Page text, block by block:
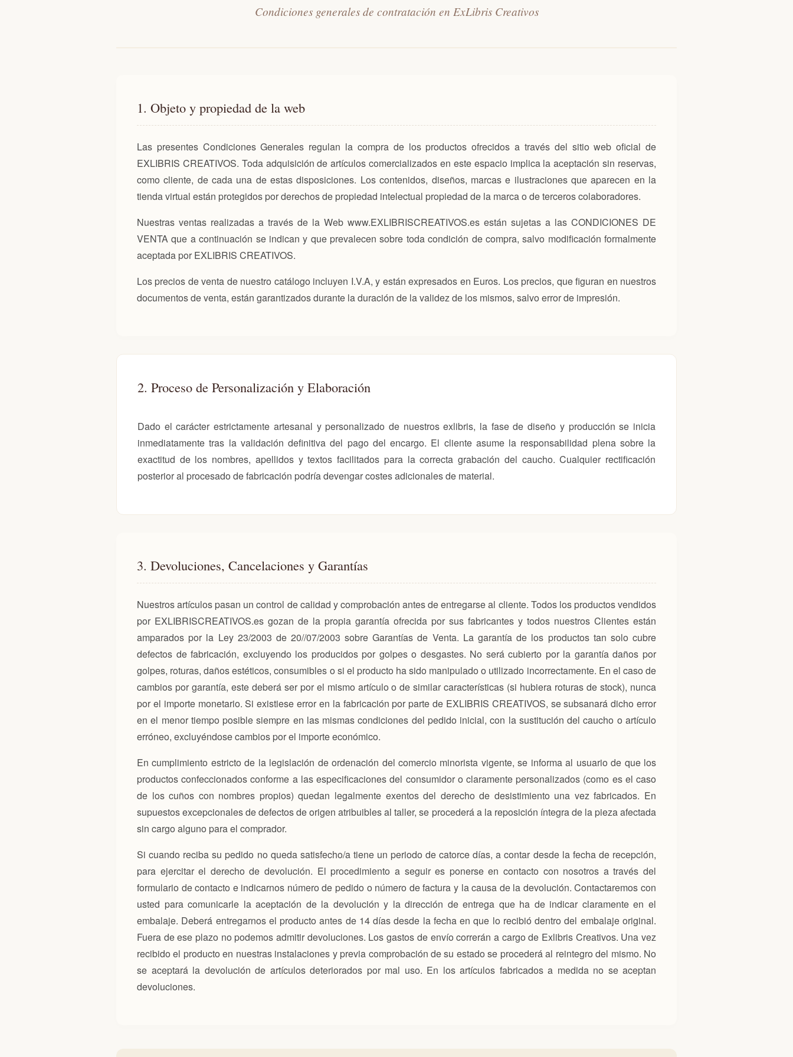
Condiciones generales de contratación en ExLibris Creativos
1. Objeto y propiedad de la web
Las presentes Condiciones Generales regulan la compra de los productos ofrecidos a través del sitio web oficial de
EXLIBRIS CREATIVOS. Toda adquisición de artículos comercializados en este espacio implica la aceptación sin reservas,
como cliente, de cada una de estas disposiciones. Los contenidos, diseños, marcas e ilustraciones que aparecen en la
tienda virtual están protegidos por derechos de propiedad intelectual propiedad de la marca o de terceros colaboradores.
Nuestras ventas realizadas a través de la Web www.EXLIBRISCREATIVOS.es están sujetas a las CONDICIONES DE
VENTA que a continuación se indican y que prevalecen sobre toda condición de compra, salvo modificación formalmente
aceptada por EXLIBRIS CREATIVOS.
Los precios de venta de nuestro catálogo incluyen I.V.A, y están expresados en Euros. Los precios, que figuran en nuestros
documentos de venta, están garantizados durante la duración de la validez de los mismos, salvo error de impresión.
2. Proceso de Personalización y Elaboración
Dado el carácter estrictamente artesanal y personalizado de nuestros exlibris, la fase de diseño y producción se inicia
inmediatamente tras la validación definitiva del pago del encargo. El cliente asume la responsabilidad plena sobre la
exactitud de los nombres, apellidos y textos facilitados para la correcta grabación del caucho. Cualquier rectificación
posterior al procesado de fabricación podría devengar costes adicionales de material.
3. Devoluciones, Cancelaciones y Garantías
Nuestros artículos pasan un control de calidad y comprobación antes de entregarse al cliente. Todos los productos vendidos
por EXLIBRISCREATIVOS.es gozan de la propia garantía ofrecida por sus fabricantes y todos nuestros Clientes están
amparados por la Ley 23/2003 de 20//07/2003 sobre Garantías de Venta. La garantía de los productos tan solo cubre
defectos de fabricación, excluyendo los producidos por golpes o desgastes. No será cubierto por la garantía daños por
golpes, roturas, daños estéticos, consumibles o si el producto ha sido manipulado o utilizado incorrectamente. En el caso de
cambios por garantía, este deberá ser por el mismo artículo o de similar características (si hubiera roturas de stock), nunca
por el importe monetario. Si existiese error en la fabricación por parte de EXLIBRIS CREATIVOS, se subsanará dicho error
en el menor tiempo posible siempre en las mismas condiciones del pedido inicial, con la sustitución del caucho o artículo
erróneo, excluyéndose cambios por el importe económico.
En cumplimiento estricto de la legislación de ordenación del comercio minorista vigente, se informa al usuario de que los
productos confeccionados conforme a las especificaciones del consumidor o claramente personalizados (como es el caso
de los cuños con nombres propios) quedan legalmente exentos del derecho de desistimiento una vez fabricados. En
supuestos excepcionales de defectos de origen atribuibles al taller, se procederá a la reposición íntegra de la pieza afectada
sin cargo alguno para el comprador.
Si cuando reciba su pedido no queda satisfecho/a tiene un periodo de catorce días, a contar desde la fecha de recepción,
para ejercitar el derecho de devolución. El procedimiento a seguir es ponerse en contacto con nosotros a través del
formulario de contacto e indicarnos número de pedido o número de factura y la causa de la devolución. Contactaremos con
usted para comunicarle la aceptación de la devolución y la dirección de entrega que ha de indicar claramente en el
embalaje. Deberá entregarnos el producto antes de 14 días desde la fecha en que lo recibió dentro del embalaje original.
Fuera de ese plazo no podemos admitir devoluciones. Los gastos de envío correrán a cargo de Exlibris Creativos. Una vez
recibido el producto en nuestras instalaciones y previa comprobación de su estado se procederá al reintegro del mismo. No
se aceptará la devolución de artículos deteriorados por mal uso. En los artículos fabricados a medida no se aceptan
devoluciones.